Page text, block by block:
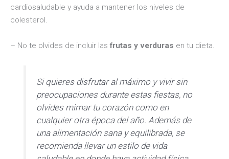
cardiosaludable y ayuda a mantener los niveles de
colesterol.
– No te olvides de incluir lasfrutas y verduras en tu dieta.
Si quieres disfrutar al máximo y vivir sin
preocupaciones durante estas fiestas, no
olvides mimar tu corazón como en
cualquier otra época del año. Además de
una alimentación sana y equilibrada, se
recomienda llevar un estilo de vida